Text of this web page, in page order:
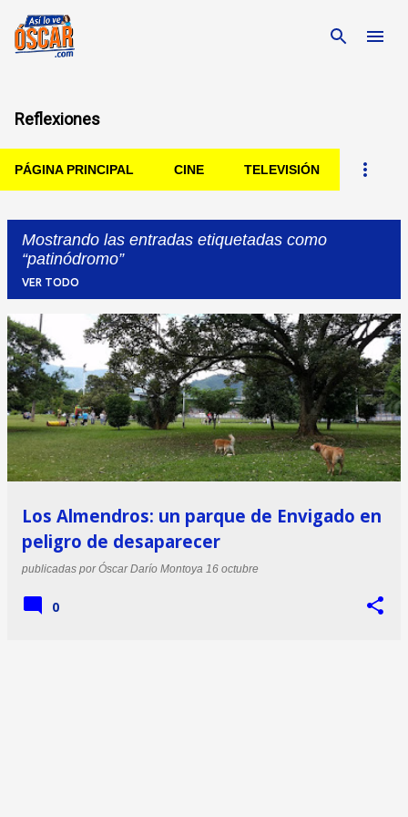
Reflexiones
PÁGINA PRINCIPAL CINE TELEVISIÓN
Mostrando las entradas etiquetadas como
patinódromo
VER TODO
Entradas
Los Almendros: un parque de Envigado en
peligro de desaparecer
publicadas porÓscar Darío Montoya 16 octubre
0